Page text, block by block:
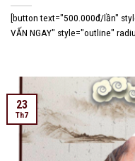
[button text="500.000đ/lần"
VẤN NGAY" style="outline"
23
Th7